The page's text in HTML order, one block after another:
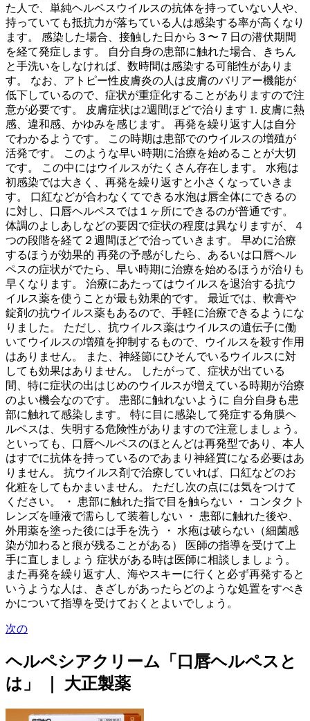
た人で、単純ヘルペスウイルスの抗体を持っていない人や、
持っていても抵抗力が落ちている人は感染する率が高くなり
ます。 感染した場合、接触した日から３〜７日の潜伏期間
を経て発症します。 自分自身の患部に触れた場合、きちん
と手洗いをしなければ、数時間は感染する可能性がありま
す。 なお、アトピー性皮膚炎の人は皮膚のバリアー機能が
低下しているので、症状が重症化することがありますので注
意が必要です。 皮膚症状は2週間ほどで治ります 1. 皮膚に熱
感、違和感、かゆみを感じます。 再発を繰り返す人は自分
でわかるようです。 この時期は患部でのウイルスの増殖が
活発です。 このような早い時期に治療を始めることが大切
です。 この中にはウイルスがたくさん存在します。 水疱は
初感染では大きく、再発を繰り返すと小さくなっていきま
す。 口紅などが合わなくてできる水泡は唇全体にできるの
に対し、口唇ヘルペスでは１ヶ所にできるのが普通です。
体調のよしあしなどの要因で症状の程度は異なりますが、４
つの段階を経て２週間ほどで治っていきます。 早めに治療
するほうが効果的 再発の予感がしたら、あるいは口唇ヘル
ペスの症状がでたら、早い時期に治療を始めるほうが治りも
早くなります。 治療にあたってはウイルスを退治する抗ウ
イルス薬を使うことが最も効果的です。 最近では、軟膏や
錠剤の抗ウイルス薬もあるので、手軽に治療できるようにな
りました。 ただし、抗ウイルス薬はウイルスの遺伝子に働
いてウイルスの増殖を抑制するもので、ウイルスを殺す作用
はありません。 また、神経節にひそんでいるウイルスに対
しても効果はありません。 したがって、症状が出ている
間、特に症状の出はじめのウイルスが増えている時期が治療
のよい機会なのです。 患部に触れないように 自分自身も患
部に触れて感染します。 特に目に感染して発症する角膜ヘ
ルペスは、失明する危険性がありますので注意しましょう。
といっても、口唇ヘルペスのほとんどは再発型であり、本人
はすでに抗体を持っているのであまり神経質になる必要はあ
りません。 抗ウイルス剤で治療していれば、口紅などのお
化粧をしてもかまいません。 ただし次の点には気をつけて
ください。 ・ 患部に触れた指で目を触らない ・ コンタクト
レンズを唾液で濡らして装着しない ・ 患部に触れた後や、
外用薬を塗った後には手を洗う ・ 水疱は破らない（細菌感
染が加わると痕が残ることがある） 医師の指導を受けて上
手に直しましょう 症状がある時は医師に相談しましょう。
また再発を繰り返す人、海やスキーに行くと必ず再発すると
いうような人は、きざしがあったらどのような処置をすべき
かについて指導を受けておくとよいでしょう。
次の
ヘルペシアクリーム「口唇ヘルペスと
は」 ｜ 大正製薬